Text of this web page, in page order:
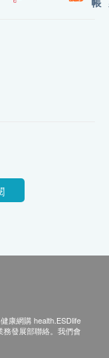
康網購 health.ESDlife
務發展部聯絡。我們會